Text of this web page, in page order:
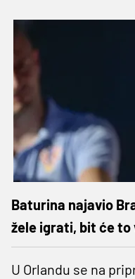
Baturina najavio
žele igrati, bit će to
U Orlandu se na